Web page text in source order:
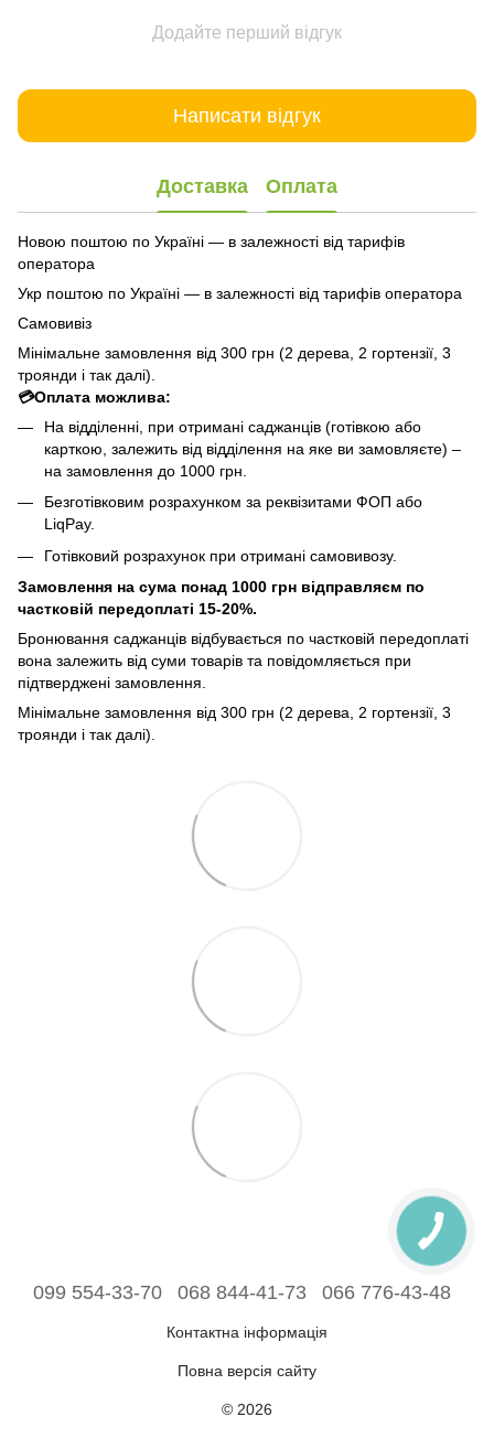
Додайте перший відгук
Написати відгук
Доставка Оплата
Новою поштою по Україні — в залежності від тарифів
оператора
Укр поштою по Україні — в залежності від тарифів оператора
Самовивіз
Мінімальне замовлення від 300 грн (2 дерева, 2 гортензії, 3
троянди і так далі).
💳Оплата можлива:
На відділенні, при отримані саджанців (готівкою або
карткою, залежить від відділення на яке ви замовляєте) –
на замовлення до 1000 грн.
Безготівковим розрахунком за реквізитами ФОП або
LiqPay.
Готівковий розрахунок при отримані самовивозу.
Замовлення на сума понад 1000 грн відправляєм по
частковій передоплаті 15-20%.
Бронювання саджанців відбувається по частковій передоплаті
вона залежить від суми товарів та повідомляється при
підтверджені замовлення.
Мінімальне замовлення від 300 грн (2 дерева, 2 гортензії, 3
троянди і так далі).
099 554-33-70 068 844-41-73 066 776-43-48
Контактна інформація
Повна версія сайту
© 2026